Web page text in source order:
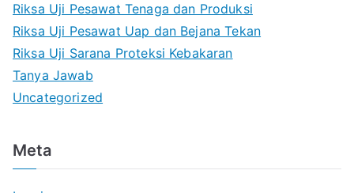
Riksa Uji Pesawat Tenaga dan Produksi
Riksa Uji Pesawat Uap dan Bejana Tekan
Riksa Uji Sarana Proteksi Kebakaran
Tanya Jawab
Uncategorized
Meta